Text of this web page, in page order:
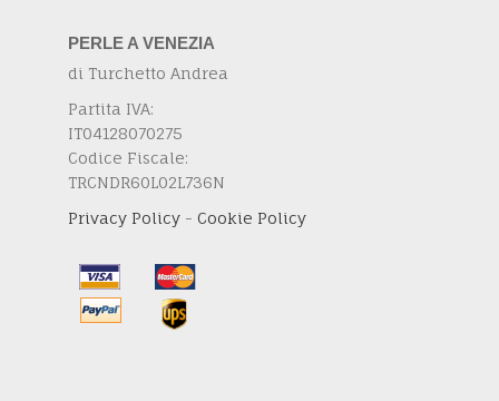
PERLE A VENEZIA
di Turchetto Andrea
Partita IVA:
IT04128070275
Codice Fiscale:
TRCNDR60L02L736N
Privacy Policy - Cookie Policy